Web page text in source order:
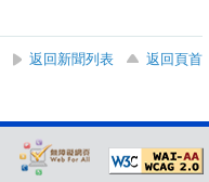
返回新聞列表
返回頁首